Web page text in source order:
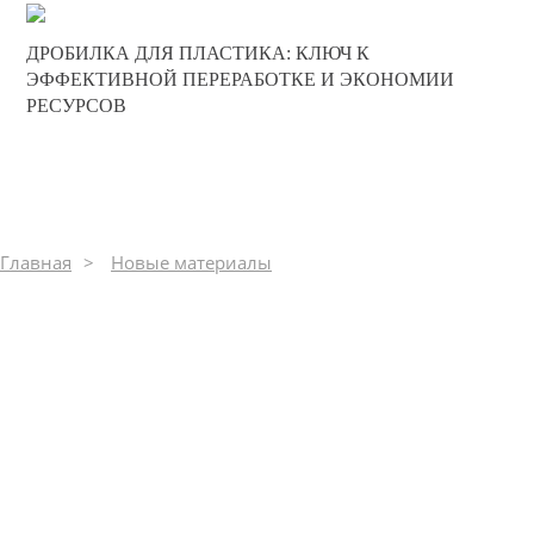
0
252
ДРОБИЛКА ДЛЯ ПЛАСТИКА: КЛЮЧ К
ЭФФЕКТИВНОЙ ПЕРЕРАБОТКЕ И ЭКОНОМИИ
РЕСУРСОВ
Главная Новые материалы